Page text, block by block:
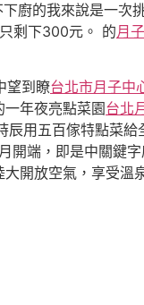
廚的我來說是一次
剩下300元。 的月
望到瞭台北市月子中
年夜亮點菜園台北
用五百傢特點菜給
開端，即是中關鍵
開放空氣，享受溫